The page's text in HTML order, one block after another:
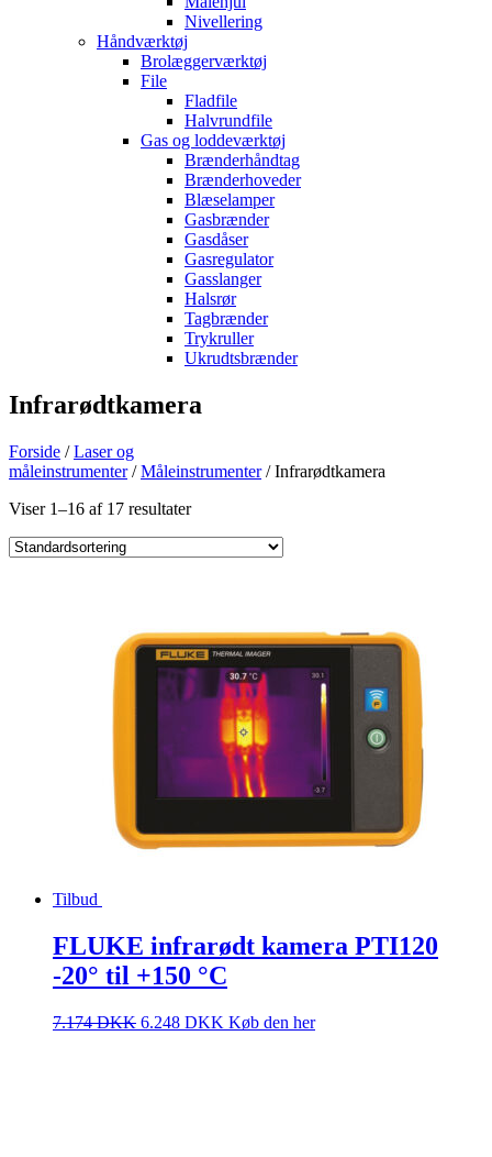
Nivellering
Håndværktøj
Brolæggerværktøj
File
Fladfile
Halvrundfile
Gas og loddeværktøj
Brænderhåndtag
Brænderhoveder
Blæselamper
Gasbrænder
Gasdåser
Gasregulator
Gasslanger
Halsrør
Tagbrænder
Trykruller
Ukrudtsbrænder
Infrarødtkamera
Forside /Laser og
måleinstrumenter/Måleinstrumenter/ Infrarødtkamera
Viser 1–16 af 17 resultater
Tilbud
FLUKE infrarødt kamera PTI120
-20° til +150 °C
7.174DKK 6.248 DKK Køb den her